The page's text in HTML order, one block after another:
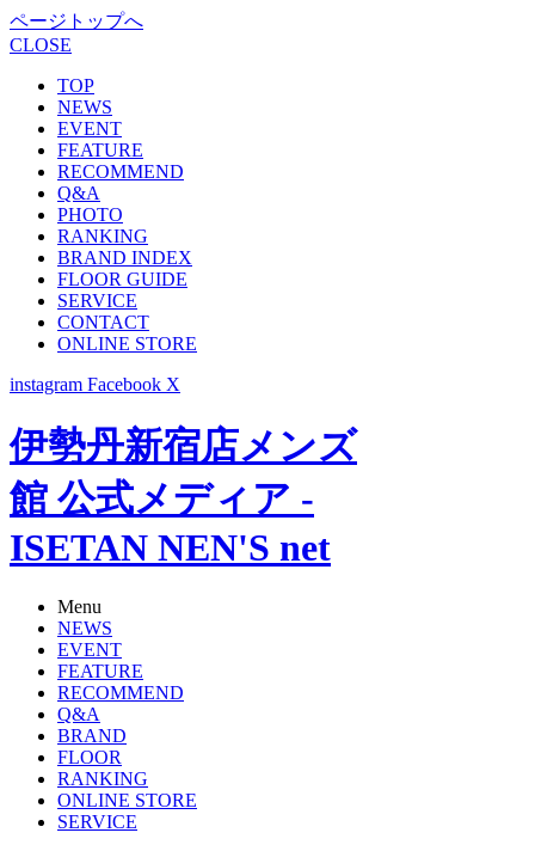
ページトップへ
CLOSE
TOP
NEWS
EVENT
FEATURE
RECOMMEND
Q&A
PHOTO
RANKING
BRAND INDEX
FLOOR GUIDE
SERVICE
CONTACT
ONLINE STORE
instagram Facebook X
伊勢丹新宿店メンズ
館 公式メディア -
ISETAN NEN'S net
Menu
NEWS
EVENT
FEATURE
RECOMMEND
Q&A
BRAND
FLOOR
RANKING
ONLINE STORE
SERVICE